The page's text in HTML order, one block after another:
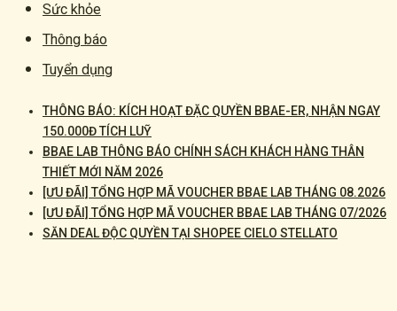
Sức khỏe
Thông báo
Tuyển dụng
THÔNG BÁO: KÍCH HOẠT ĐẶC QUYỀN BBAE-ER, NHẬN NGAY
150.000Đ TÍCH LUỸ
BBAE LAB THÔNG BÁO CHÍNH SÁCH KHÁCH HÀNG THÂN
THIẾT MỚI NĂM 2026
[ƯU ĐÃI] TỔNG HỢP MÃ VOUCHER BBAE LAB THÁNG 08.2026
[ƯU ĐÃI] TỔNG HỢP MÃ VOUCHER BBAE LAB THÁNG 07/2026
SĂN DEAL ĐỘC QUYỀN TẠI SHOPEE CIELO STELLATO